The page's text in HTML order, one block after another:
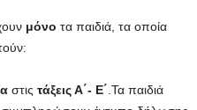
μόνο τα παιδιά, τα οποία
στις τάξεις Α΄- Ε΄.Τα παιδιά